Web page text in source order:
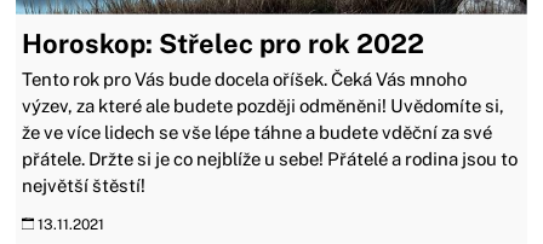
Horoskop: Střelec pro rok 2022
Tento rok pro Vás bude docela oříšek. Čeká Vás mnoho
výzev, za které ale budete později odměněni! Uvědomíte si,
že ve více lidech se vše lépe táhne a budete vděční za své
přátele. Držte si je co nejblíže u sebe! Přátelé a rodina jsou to
největší štěstí!
13.11.2021